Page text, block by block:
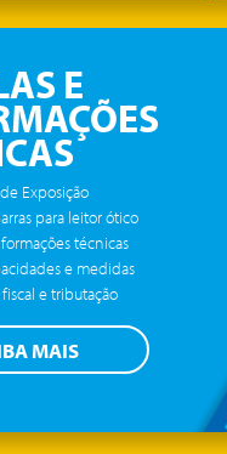
E
Exposição
para leitor ótico
técnicas
e medidas
fiscal e tributação
MAIS